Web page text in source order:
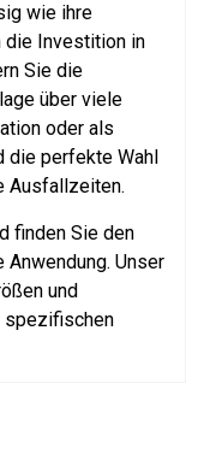
wie ihre
die Investition in
Sie die
über viele
oder als
die perfekte Wahl
Ausfallzeiten.
finden Sie den
Unser
und
spezifischen